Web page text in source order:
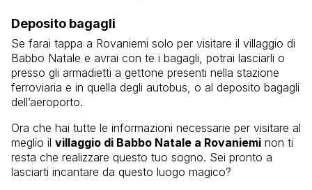
Deposito bagagli
Se farai tappa a Rovaniemi solo per visitare il villaggio di
Babbo Natale e avrai con te i bagagli, potrai lasciarli o
presso gli armadietti a gettone presenti nella stazione
ferroviaria e in quella degli autobus, o al deposito bagagli
dell’aeroporto.
Ora che hai tutte le informazioni necessarie per visitare al
meglio il villaggio di Babbo Natale a Rovaniemi non ti
resta che realizzare questo tuo sogno. Sei pronto a
lasciarti incantare da questo luogo magico?